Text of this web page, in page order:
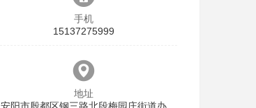
手机
15137275999
地址